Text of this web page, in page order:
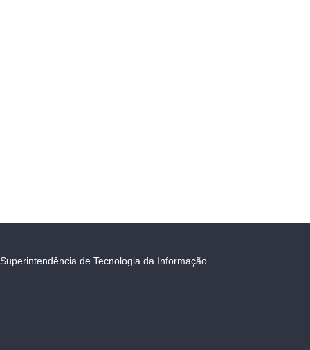
Superintendência de Tecnologia da Informação